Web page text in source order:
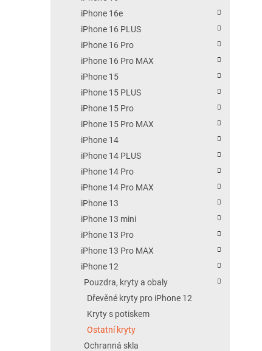
iPhone 16e
iPhone 16 PLUS
iPhone 16 Pro
iPhone 16 Pro MAX
iPhone 15
iPhone 15 PLUS
iPhone 15 Pro
iPhone 15 Pro MAX
iPhone 14
iPhone 14 PLUS
iPhone 14 Pro
iPhone 14 Pro MAX
iPhone 13
iPhone 13 mini
iPhone 13 Pro
iPhone 13 Pro MAX
iPhone 12
Pouzdra, kryty a obaly
Dřevěné kryty pro iPhone 12
Kryty s potiskem
Ostatní kryty
Ochranná skla